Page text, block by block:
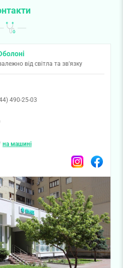
від світла та зв'язку
490-25-03
на машині
InstagramFacebook